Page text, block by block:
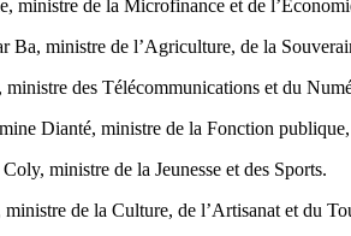
ministre de la Microfinance et de
Ba, ministre de l’Agriculture, de la
des Télécommunications et du
Dianté, ministre de la Fonction
ministre de la Jeunesse et des Sports.
de la Culture, de l’Artisanat et du